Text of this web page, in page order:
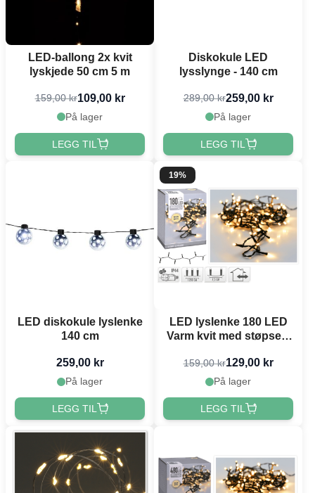
LED-ballong 2x kvit
lyskjede 50 cm 5 m
159,00 kr109,00 kr
På lager
LEGG TIL
Diskokule LED
lysslynge - 140 cm
289,00 kr259,00 kr
På lager
LEGG TIL
LED diskokule lyslenke
140 cm
259,00 kr
På lager
LEGG TIL
19%
LED lyslenke 180 LED
Varm kvit med støpsel -
159,00 kr129,00 kr
På lager
LEGG TIL